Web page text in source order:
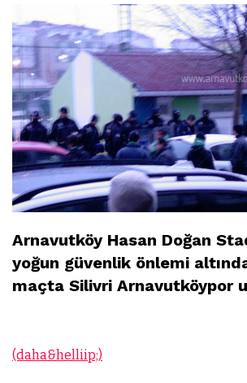
Arnavutköy Hasan Doğan
yoğun güvenlik önlemi
maçta Silivri Arnavutköypor
(daha&helliip;)